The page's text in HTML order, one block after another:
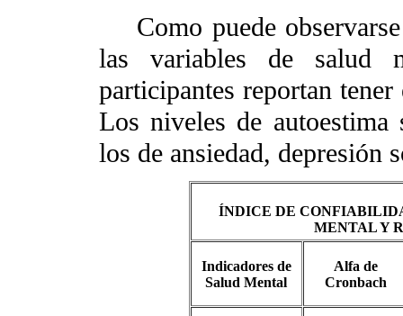
Como puede
las variables de salud
participantes reportan
Los niveles de
los de ansiedad, depresión
ÍNDICE DE
MENTAL Y
Indicadores de
Salud Mental
Alfa de
Cronbach